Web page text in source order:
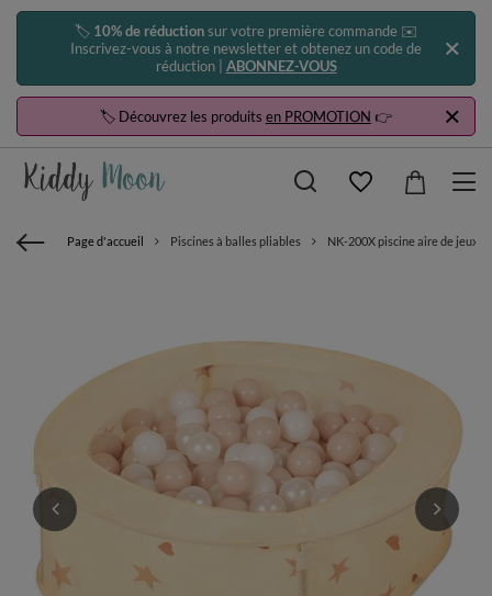
🏷️ 10% de réductionsur votre première commande ✉️
Inscrivez-vous à notre newsletter et obtenez un code de
réduction | ABONNEZ-VOUS
🏷️ Découvrez les produits en PROMOTION 👉
Page d'accueil Piscines à balles pliables NK-200X piscine aire de jeux